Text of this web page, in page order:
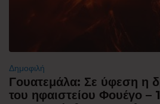
Δημοφιλή
Γουατεμάλα: Σε ύφεση η
του ηφαιστείου Φουέγο